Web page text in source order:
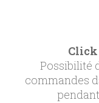
Possibilité
commandes